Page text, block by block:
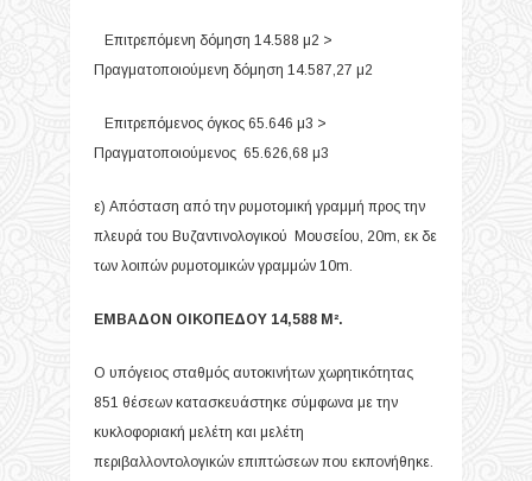
Επιτρεπόμενη δόμηση 14.588 μ2 >
Πραγματοποιούμενη δόμηση 14.587,27 μ2
Επιτρεπόμενος όγκος 65.646 μ3 >
Πραγματοποιούμενος 65.626,68 μ3
ε) Απόσταση από την ρυμοτομική γραμμή προς την
πλευρά του Βυζαντινολογικού Μουσείου, 20m, εκ δε
των λοιπών ρυμοτομικών γραμμών 10m.
ΕΜΒΑΔΟΝ ΟΙΚΟΠΕΔΟΥ 14,588 M².
Ο υπόγειος σταθμός αυτοκινήτων χωρητικότητας
851 θέσεων κατασκευάστηκε σύμφωνα με την
κυκλοφοριακή μελέτη και μελέτη
περιβαλλοντολογικών επιπτώσεων που εκπονήθηκε.